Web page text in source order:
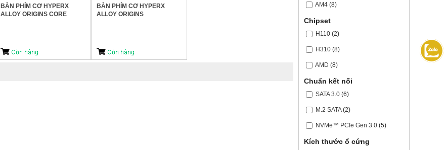
BÀN PHÍM CƠ HYPERX
ALLOY ORIGINS CORE
BÀN PHÍM CƠ HYPERX
ALLOY ORIGINS
AM4 (8)
Chipset
H110 (2)
H310 (8)
AMD (8)
Chuẩn kết nối
SATA 3.0 (6)
M.2 SATA (2)
NVMe™ PCIe Gen 3.0 (5)
Kích thước ổ cứng